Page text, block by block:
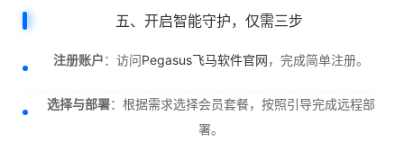
五、开启智能守护，仅需三步
注册账户：访问Pegasus飞马软件官网，完成简单注册。
选择与部署：根据需求选择会员套餐，按照引导完成远程部
署。